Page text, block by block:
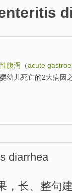
腹泻 （acute
幼儿死亡的2大病因
diarrhea
，长、整句